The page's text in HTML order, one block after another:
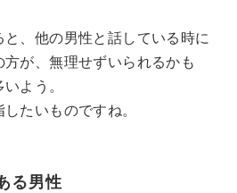
、他の男性と話している時に
方が、無理せずいられるかも
よう。
たいものですね。
る男性